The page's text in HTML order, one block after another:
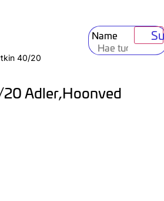
Name
40/20
Adler,Hoonved